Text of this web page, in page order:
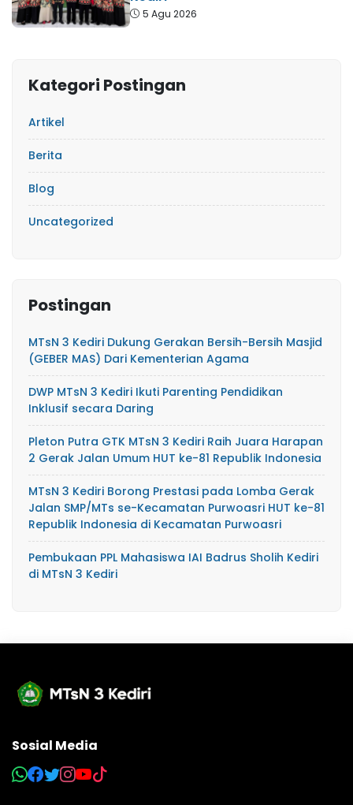
5 Agu 2026
Kategori Postingan
Artikel
Berita
Blog
Uncategorized
Postingan
MTsN 3 Kediri Dukung Gerakan Bersih-Bersih Masjid
(GEBER MAS) Dari Kementerian Agama
DWP MTsN 3 Kediri Ikuti Parenting Pendidikan
Inklusif secara Daring
Pleton Putra GTK MTsN 3 Kediri Raih Juara Harapan
2 Gerak Jalan Umum HUT ke-81 Republik Indonesia
MTsN 3 Kediri Borong Prestasi pada Lomba Gerak
Jalan SMP/MTs se-Kecamatan Purwoasri HUT ke-81
Republik Indonesia di Kecamatan Purwoasri
Pembukaan PPL Mahasiswa IAI Badrus Sholih Kediri
di MTsN 3 Kediri
Sosial Media